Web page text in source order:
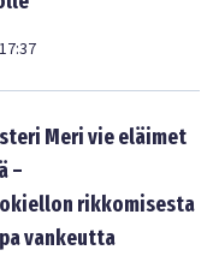
17:37
Meri vie eläimet
–
rikkomisesta
vankeutta